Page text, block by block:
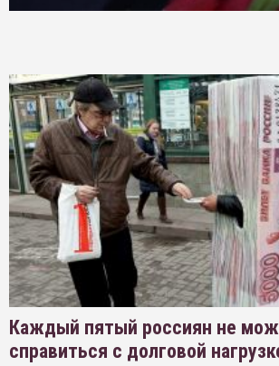
Каждый пятый россиян не
справиться с долговой